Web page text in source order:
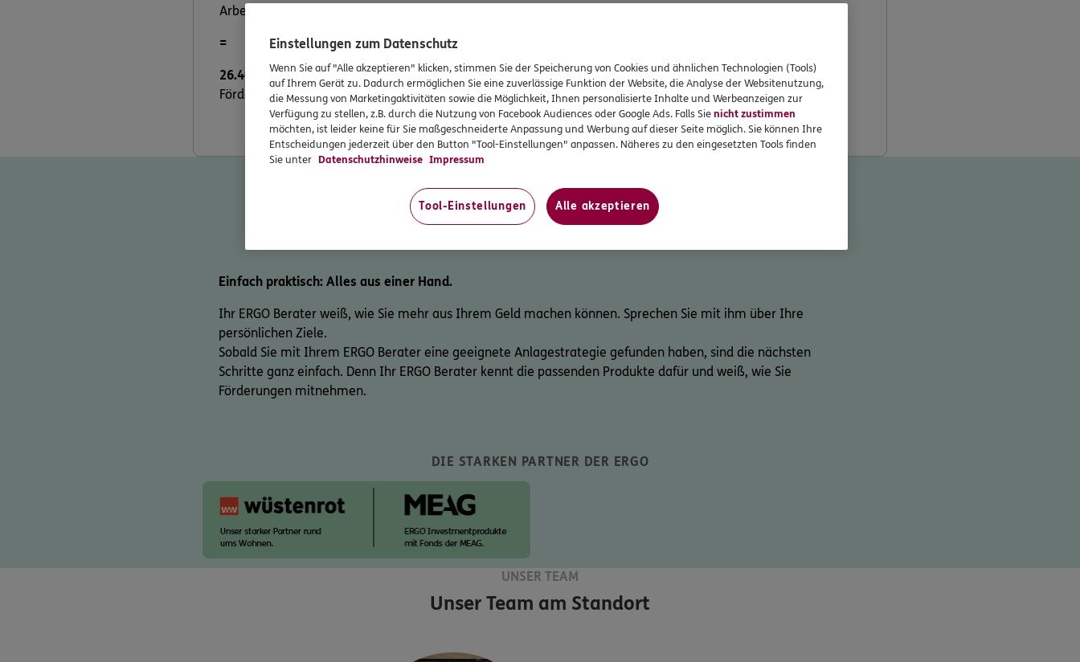
Arbeitgeber diese Leistungen zahlt.
=
26.400 Eurokommen innerhalb von 30 Jahren zusammen, wenn Sie die Voraussetzungen für diese beiden
Förderungen erfüllen.
Einfach praktisch: Alles aus einer Hand.
Ihr ERGO Berater weiß, wie Sie mehr aus Ihrem Geld machen können. Sprechen Sie mit ihm über Ihre
persönlichen Ziele.
Sobald Sie mit Ihrem ERGO Berater eine geeignete Anlagestrategie gefunden haben, sind die nächsten
Schritte ganz einfach. Denn Ihr ERGO Berater kennt die passenden Produkte dafür und weiß, wie Sie
Förderungen mitnehmen.
DIE STARKEN PARTNER DER ERGO
UNSER TEAM
Unser Team am Standort
Einstellungen zum Datenschutz
Wenn Sie auf "Alle akzeptieren" klicken, stimmen Sie der Speicherung von Cookies und ähnlichen Technologien (Tools)
auf Ihrem Gerät zu. Dadurch ermöglichen Sie eine zuverlässige Funktion der Website, die Analyse der Websitenutzung,
die Messung von Marketingaktivitäten sowie die Möglichkeit, Ihnen personalisierte Inhalte und Werbeanzeigen zur
Verfügung zu stellen, z.B. durch die Nutzung von Facebook Audiences oder Google Ads. Falls Sienicht zustimmen
möchten, ist leider keine für Sie maßgeschneiderte Anpassung und Werbung auf dieser Seite möglich. Sie können Ihre
Entscheidungen jederzeit über den Button "Tool-Einstellungen" anpassen. Näheres zu den eingesetzten Tools finden
Sie unter Datenschutzhinweise Impressum
Tool-Einstellungen Alle akzeptieren